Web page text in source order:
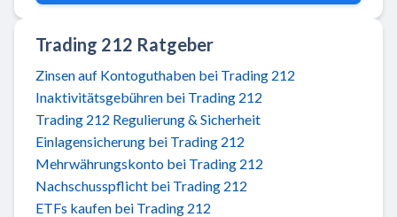
Trading 212 Ratgeber
Zinsen auf Kontoguthaben bei Trading 212
Inaktivitätsgebühren bei Trading 212
Trading 212 Regulierung & Sicherheit
Einlagensicherung bei Trading 212
Mehrwährungskonto bei Trading 212
Nachschusspflicht bei Trading 212
ETFs kaufen bei Trading 212